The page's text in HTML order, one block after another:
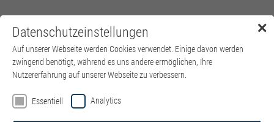
Menü
✕
Datenschutzeinstellungen
Auf unserer Webseite werden Cookies verwendet. Einige davon werden
zwingend benötigt, während es uns andere ermöglichen, Ihre
Nutzererfahrung auf unserer Webseite zu verbessern.
Essentiell Analytics